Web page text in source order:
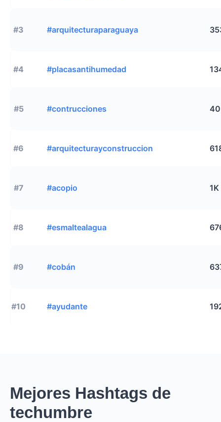
#3 #arquitecturaparaguaya
#4 #placasantihumedad
#5 #contrucciones
#6 #arquitecturayconstruccion
#7 #acopio 1K
#8 #esmaltealagua
#9 #cobán
#10 #ayudante
Mejores Hashtags de
techumbre